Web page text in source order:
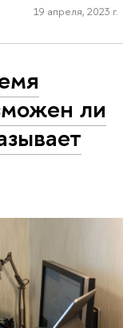
19 апреля, 2023 г.
ли